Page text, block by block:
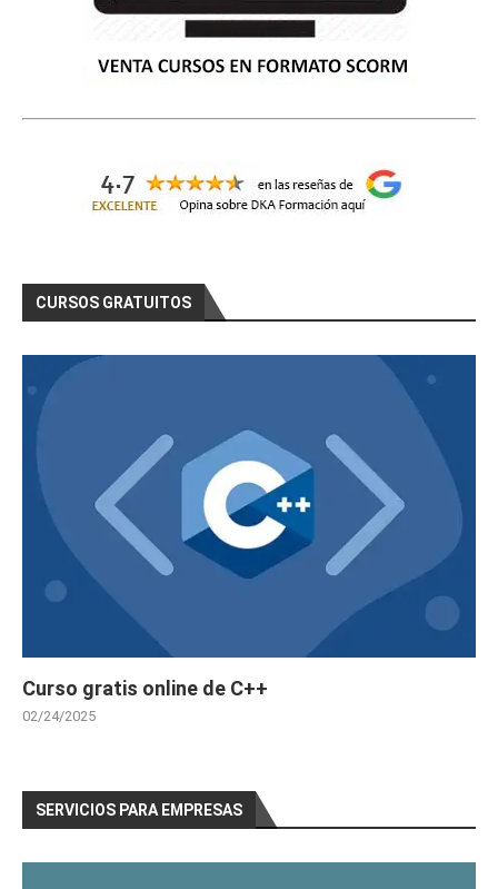
CURSOS GRATUITOS
Curso gratis online de C++
02/24/2025
SERVICIOS PARA EMPRESAS